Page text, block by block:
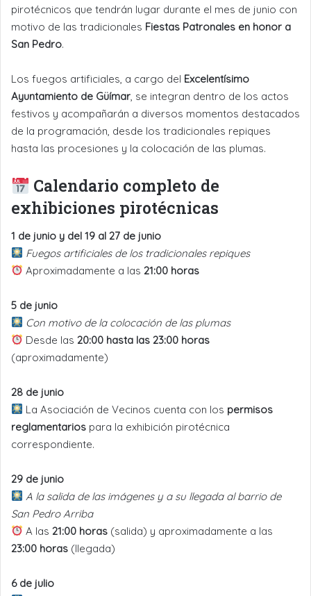
pirotécnicos que tendrán lugar durante el mes de junio con
motivo de las tradicionales Fiestas Patronales en honor a
San Pedro.
Los fuegos artificiales, a cargo del Excelentísimo
Ayuntamiento de Güímar, se integran dentro de los actos
festivos y acompañarán a diversos momentos destacados
de la programación, desde los tradicionales repiques
hasta las procesiones y la colocación de las plumas.
Calendario completo de
exhibiciones pirotécnicas
1 de junio y del 19 al 27 de junio
Fuegos artificiales de los tradicionales repiques
Aproximadamente a las21:00 horas
5 de junio
Con motivo de la colocación de las plumas
Desde las20:00 hasta las 23:00 horas
(aproximadamente)
28 de junio
La Asociación de Vecinos cuenta con los permisos
reglamentarios para la exhibición pirotécnica
correspondiente.
29 de junio
A la salida de las imágenes y a su llegada al barrio de
San Pedro Arriba
A las21:00 horas (salida) y aproximadamente a las
23:00 horas (llegada)
6 de julio